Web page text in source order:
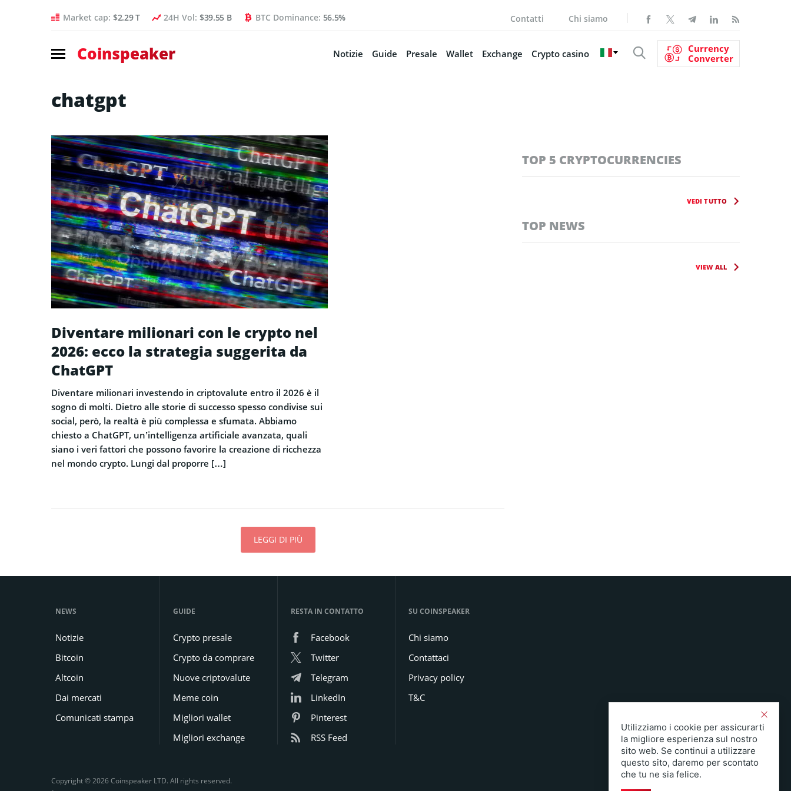
Market cap: $2.29 T 24H Vol: $39.55 B BTC Dominance: 56.5% Contatti Chi siamo
Coinspeaker Notizie Guide Presale Wallet Exchange Crypto casino
Currency
Converter
chatgpt
Diventare milionari con le crypto nel
2026: ecco la strategia suggerita da
ChatGPT
Diventare milionari investendo in criptovalute entro il 2026 è il
sogno di molti. Dietro alle storie di successo spesso condivise sui
social, però, la realtà è più complessa e sfumata. Abbiamo
chiesto a ChatGPT, un’intelligenza artificiale avanzata, quali
siano i veri fattori che possono favorire la creazione di ricchezza
nel mondo crypto. Lungi dal proporre […]
LEGGI DI PIÙ
TOP 5 CRYPTOCURRENCIES
VEDI TUTTO
TOP NEWS
VIEW ALL
NEWS
Notizie
Bitcoin
Altcoin
Dai mercati
Comunicati stampa
GUIDE
Crypto presale
Crypto da comprare
Nuove criptovalute
Meme coin
Migliori wallet
Migliori exchange
RESTA IN CONTATTO
Facebook
Twitter
Telegram
LinkedIn
Pinterest
RSS Feed
SU COINSPEAKER
Chi siamo
Contattaci
Privacy policy
T&C
Copyright © 2026 Coinspeaker LTD. All rights reserved.
Utilizziamo i cookie per assicurarti
la migliore esperienza sul nostro
sito web. Se continui a utilizzare
questo sito, daremo per scontato
che tu ne sia felice.